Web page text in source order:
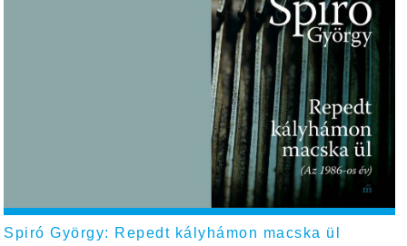
Spiró György: Repedt kályhámon macska ül